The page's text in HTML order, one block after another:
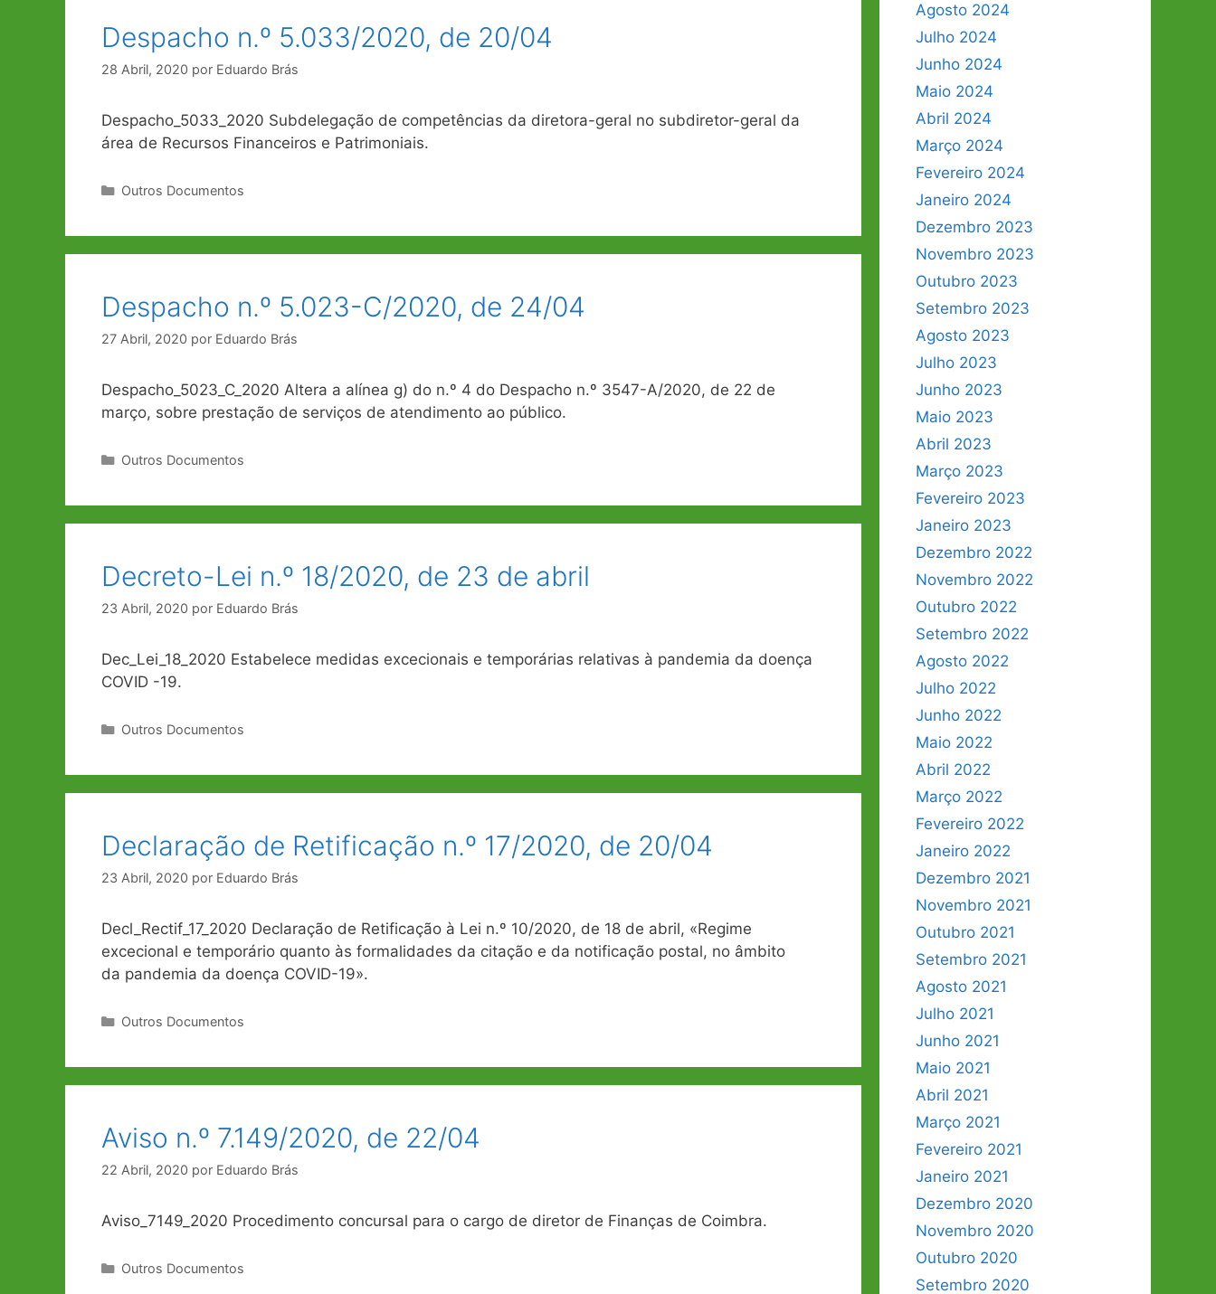
Despacho n.º 5.033/2020, de 20/04
28 Abril, 2020 por Eduardo Brás
Despacho_5033_2020 Subdelegação de competências da diretora-geral no subdiretor-geral da
área de Recursos Financeiros e Patrimoniais.
Categorias
Outros Documentos
Despacho n.º 5.023-C/2020, de 24/04
27 Abril, 2020 por Eduardo Brás
Despacho_5023_C_2020 Altera a alínea g) do n.º 4 do Despacho n.º 3547-A/2020, de 22 de
março, sobre prestação de serviços de atendimento ao público.
Categorias
Outros Documentos
Decreto-Lei n.º 18/2020, de 23 de abril
23 Abril, 2020 por Eduardo Brás
Dec_Lei_18_2020 Estabelece medidas excecionais e temporárias relativas à pandemia da doença
COVID -19.
Categorias
Outros Documentos
Declaração de Retificação n.º 17/2020, de 20/04
23 Abril, 2020 por Eduardo Brás
Decl_Rectif_17_2020 Declaração de Retificação à Lei n.º 10/2020, de 18 de abril, «Regime
excecional e temporário quanto às formalidades da citação e da notificação postal, no âmbito
da pandemia da doença COVID-19».
Categorias
Outros Documentos
Aviso n.º 7.149/2020, de 22/04
22 Abril, 2020 por Eduardo Brás
Aviso_7149_2020 Procedimento concursal para o cargo de diretor de Finanças de Coimbra.
Categorias
Outros Documentos
Agosto 2024
Julho 2024
Junho 2024
Maio 2024
Abril 2024
Março 2024
Fevereiro 2024
Janeiro 2024
Dezembro 2023
Novembro 2023
Outubro 2023
Setembro 2023
Agosto 2023
Julho 2023
Junho 2023
Maio 2023
Abril 2023
Março 2023
Fevereiro 2023
Janeiro 2023
Dezembro 2022
Novembro 2022
Outubro 2022
Setembro 2022
Agosto 2022
Julho 2022
Junho 2022
Maio 2022
Abril 2022
Março 2022
Fevereiro 2022
Janeiro 2022
Dezembro 2021
Novembro 2021
Outubro 2021
Setembro 2021
Agosto 2021
Julho 2021
Junho 2021
Maio 2021
Abril 2021
Março 2021
Fevereiro 2021
Janeiro 2021
Dezembro 2020
Novembro 2020
Outubro 2020
Setembro 2020